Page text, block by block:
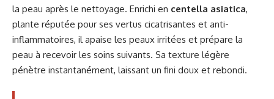
la peau après le nettoyage. Enrichi en centella asiatica,
plante réputée pour ses vertus cicatrisantes et anti-
inflammatoires, il apaise les peaux irritées et prépare la
peau à recevoir les soins suivants. Sa texture légère
pénètre instantanément, laissant un fini doux et rebondi.